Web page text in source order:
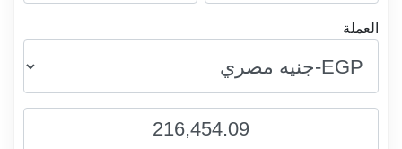
العملة
216,454.09